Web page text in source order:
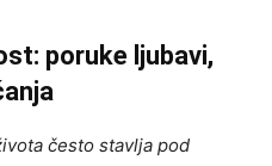
poruke ljubavi,
često stavlja pod